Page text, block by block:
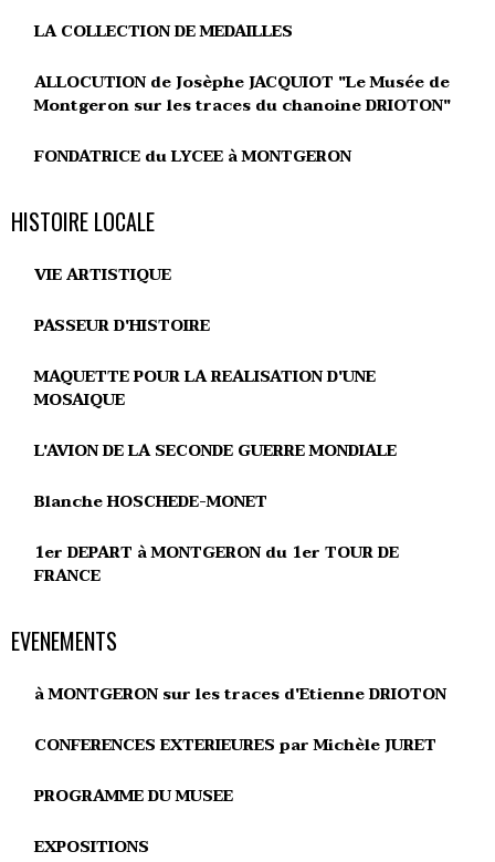
LA COLLECTION DE MEDAILLES
ALLOCUTION de Josèphe JACQUIOT "Le Musée de
Montgeron sur les traces du chanoine DRIOTON"
FONDATRICE du LYCEE à MONTGERON
HISTOIRE LOCALE
VIE ARTISTIQUE
PASSEUR D'HISTOIRE
MAQUETTE POUR LA REALISATION D'UNE
MOSAIQUE
L'AVION DE LA SECONDE GUERRE MONDIALE
Blanche HOSCHEDE-MONET
1er DEPART à MONTGERON du 1er TOUR DE
FRANCE
EVENEMENTS
à MONTGERON sur les traces d'Etienne DRIOTON
CONFERENCES EXTERIEURES par Michèle JURET
PROGRAMME DU MUSEE
EXPOSITIONS